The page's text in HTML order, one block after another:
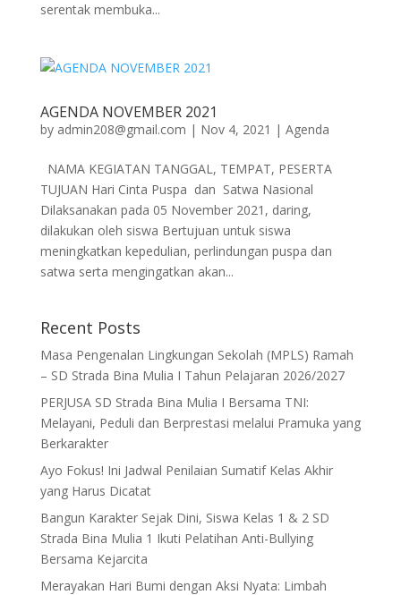
serentak membuka...
AGENDA NOVEMBER 2021
by admin208@gmail.com | Nov 4, 2021 | Agenda
NAMA KEGIATAN TANGGAL, TEMPAT, PESERTA
TUJUAN Hari Cinta Puspa dan Satwa Nasional
Dilaksanakan pada 05 November 2021, daring,
dilakukan oleh siswa Bertujuan untuk siswa
meningkatkan kepedulian, perlindungan puspa dan
satwa serta mengingatkan akan...
Recent Posts
Masa Pengenalan Lingkungan Sekolah (MPLS) Ramah
– SD Strada Bina Mulia I Tahun Pelajaran 2026/2027
PERJUSA SD Strada Bina Mulia I Bersama TNI:
Melayani, Peduli dan Berprestasi melalui Pramuka yang
Berkarakter
Ayo Fokus! Ini Jadwal Penilaian Sumatif Kelas Akhir
yang Harus Dicatat
Bangun Karakter Sejak Dini, Siswa Kelas 1 & 2 SD
Strada Bina Mulia 1 Ikuti Pelatihan Anti-Bullying
Bersama Kejarcita
Merayakan Hari Bumi dengan Aksi Nyata: Limbah